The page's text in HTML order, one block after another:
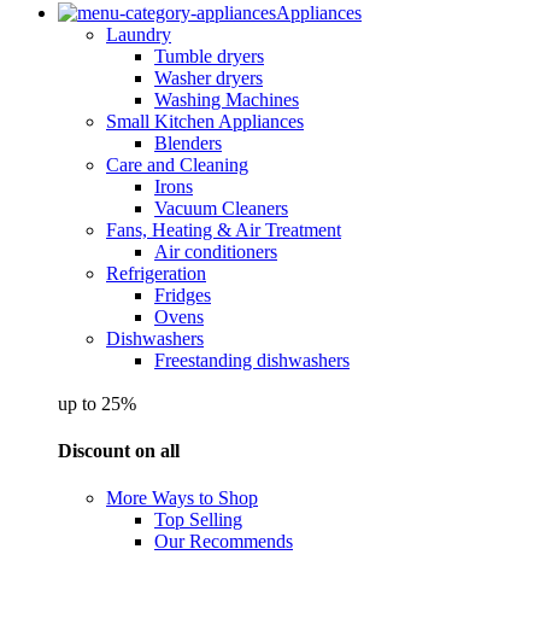
Appliances
Laundry
Tumble dryers
Washer dryers
Washing Machines
Small Kitchen Appliances
Blenders
Care and Cleaning
Irons
Vacuum Cleaners
Fans, Heating & Air Treatment
Air conditioners
Refrigeration
Fridges
Ovens
Dishwashers
Freestanding dishwashers
up to 25%
Discount on all
More Ways to Shop
Top Selling
Our Recommends